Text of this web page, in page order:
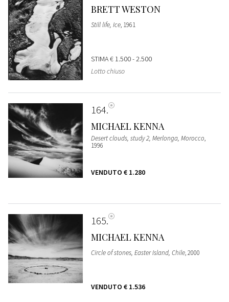
BRETT WESTON
Still life, Ice, 1961
STIMA€ 1.500 - 2.500
Lotto chiuso
164
MICHAEL KENNA
Desert clouds, study 2, Merlonga, Morocco,
1996
VENDUTO € 1.280
165
MICHAEL KENNA
Circle of stones, Easter Island, Chile, 2000
VENDUTO € 1.536